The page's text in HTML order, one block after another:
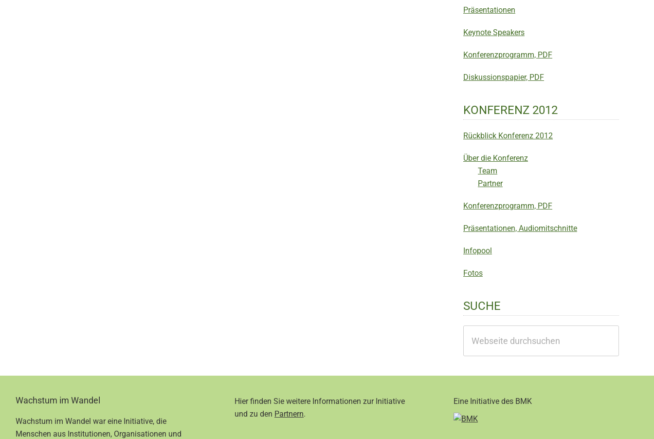
Präsentationen
Keynote Speakers
Konferenzprogramm, PDF
Diskussionspapier, PDF
KONFERENZ 2012
Rückblick Konferenz 2012
Über die Konferenz
Team
Partner
Konferenzprogramm, PDF
Präsentationen, Audiomitschnitte
Infopool
Fotos
SUCHE
durchsuchen
FooterWachstum im Wandel
Wachstum im Wandel war eine Initiative, die
Menschen aus Institutionen, Organisationen und
Hier finden Sie weitere Informationen zur Initiative
und zu den Partnern.
Eine Initiative des BMK